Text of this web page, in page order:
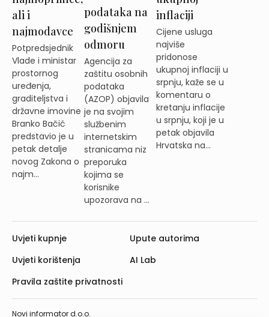
ali i
najmodavce
Potpredsjednik
Vlade i ministar
prostornog
uređenja,
graditeljstva i
državne imovine
Branko Bačić
predstavio je u
petak detalje
novog Zakona o
najm...
podataka na
godišnjem
odmoru
Agencija za
zaštitu osobnih
podataka
(AZOP) objavila
je na svojim
službenim
internetskim
stranicama niz
preporuka
kojima se
korisnike
upozorava na ...
inflaciji
Cijene usluga
najviše
pridonose
ukupnoj inflaciji u
srpnju, kaže se u
komentaru o
kretanju inflacije
u srpnju, koji je u
petak objavila
Hrvatska na...
Novi informator d.o.o.
Uvjeti kupnje
Uvjeti korištenja
Pravila zaštite privatnosti
Upute autorima
AI Lab